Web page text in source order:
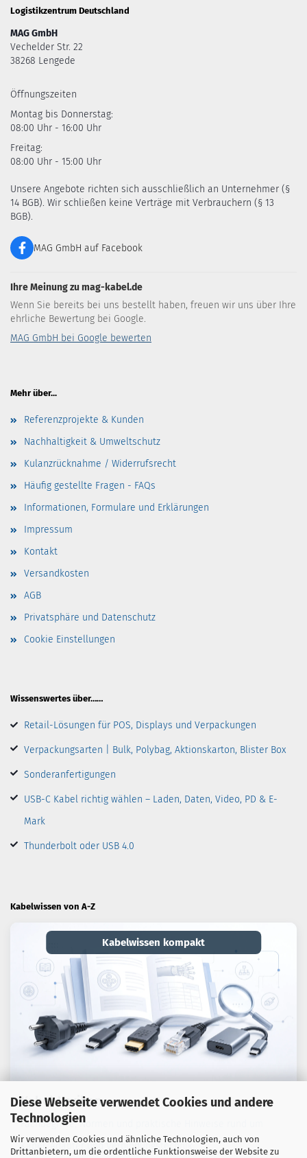
Diese Webseite verwendet Cookies und andere
Technologien
Wir verwenden Cookies und ähnliche Technologien, auch von
Drittanbietern, um die ordentliche Funktionsweise der Website zu
Logistikzentrum Deutschland
MAG GmbH
Vechelder Str. 22
38268 Lengede
Öffnungszeiten
Montag bis Donnerstag:
08:00 Uhr - 16:00 Uhr
Freitag:
08:00 Uhr - 15:00 Uhr
Unsere Angebote richten sich ausschließlich an Unternehmer (§
14 BGB). Wir schließen keine Verträge mit Verbrauchern (§ 13
BGB).
MAG GmbH auf Facebook
Ihre Meinung zu mag-kabel.de
Wenn Sie bereits bei uns bestellt haben, freuen wir uns über Ihre
ehrliche Bewertung bei Google.
MAG GmbH bei Google bewerten
Mehr über...
Referenzprojekte & Kunden
Nachhaltigkeit & Umweltschutz
Kulanzrücknahme / Widerrufsrecht
Häufig gestellte Fragen - FAQs
Informationen, Formulare und Erklärungen
Impressum
Kontakt
Versandkosten
AGB
Privatsphäre und Datenschutz
Cookie Einstellungen
Wissenswertes über……
Retail-Lösungen für POS, Displays und Verpackungen
Verpackungsarten | Bulk, Polybag, Aktionskarton, Blister Box
Sonderanfertigungen
USB-C Kabel richtig wählen – Laden, Daten, Video, PD & E-
Mark
Thunderbolt oder USB 4.0
Kabelwissen von A-Z
Kabelwissen kompakt
Kabel-Lexikon
Fachbegriffe, Normen und praktische Hinweise rund um
Kabel, Adapter und Verbindungstechnik.